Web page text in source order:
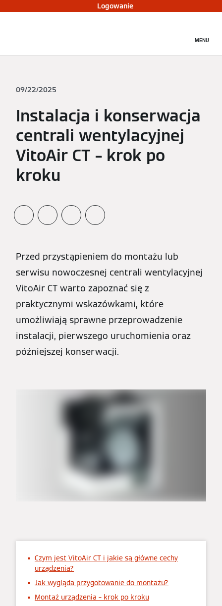
Logowanie
MENU
09/22/2025
Instalacja i konserwacja
centrali wentylacyjnej
VitoAir CT – krok po
kroku
Przed przystąpieniem do montażu lub
serwisu nowoczesnej centrali wentylacyjnej
VitoAir CT warto zapoznać się z
praktycznymi wskazówkami, które
umożliwiają sprawne przeprowadzenie
instalacji, pierwszego uruchomienia oraz
późniejszej konserwacji.
Czym jest VitoAir CT i jakie są główne cechy
urządzenia?
Jak wygląda przygotowanie do montażu?
Montaż urządzenia – krok po kroku